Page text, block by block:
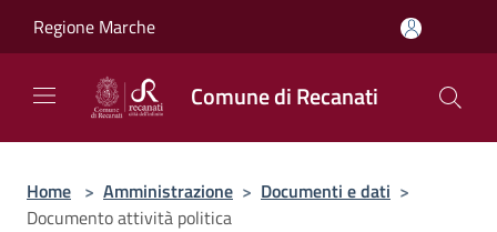
Regione Marche
Comune di Recanati
Home > Amministrazione > Documenti e dati >
Documento attività politica